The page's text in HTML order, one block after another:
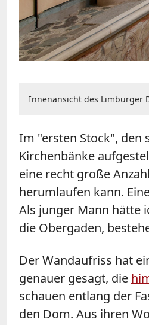
Innenansicht des Limburger
Im "ersten Stock", den
Kirchenbänke
eine recht große
herumlaufen kann.
Als junger Mann hätte
die Obergaden,
Der Wandaufriss hat
genauer gesagt, die
schauen entlang der
den Dom. Aus ihren